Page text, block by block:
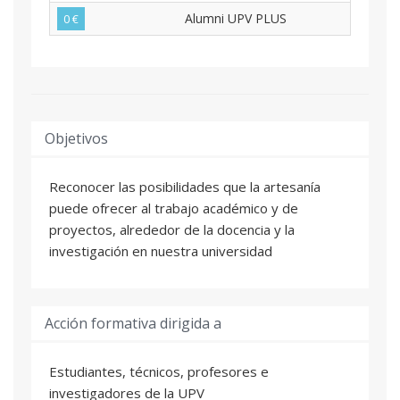
0 € Alumni UPV PLUS
Objetivos
Reconocer las posibilidades que la artesanía
puede ofrecer al trabajo académico y de
proyectos, alrededor de la docencia y la
investigación en nuestra universidad
Acción formativa dirigida a
Estudiantes, técnicos, profesores e
investigadores de la UPV